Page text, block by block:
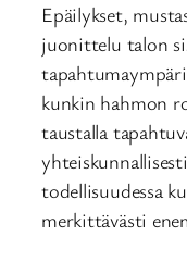
Epäilykset,
juonittelu talon
kunkin hahmon
taustalla
todellisuudessa
merkittävästi